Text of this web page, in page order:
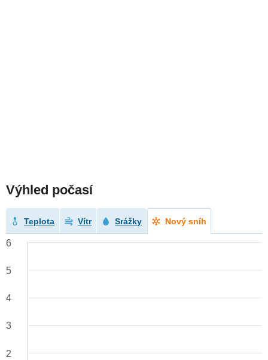
Výhled počasí
Teplota Vítr Srážky Nový sníh
6
5
4
3
2